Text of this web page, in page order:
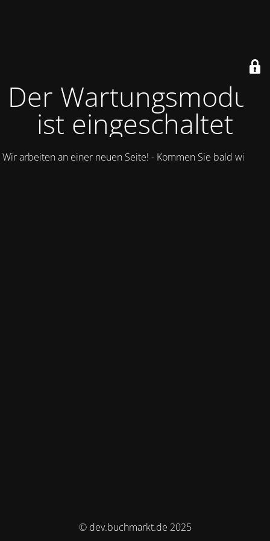
Der Wartungsmodus
ist eingeschaltet
Wir arbeiten an einer neuen Seite! - Kommen Sie bald wieder.
© dev.buchmarkt.de 2025